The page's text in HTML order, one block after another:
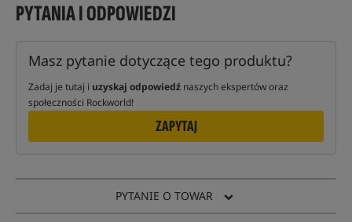
PYTANIA I ODPOWIEDZI
Masz pytanie dotyczące tego produktu?
Zadaj je tutaj i uzyskaj odpowiedź naszych ekspertów oraz
społeczności Rockworld!
ZAPYTAJ
PYTANIE O TOWAR